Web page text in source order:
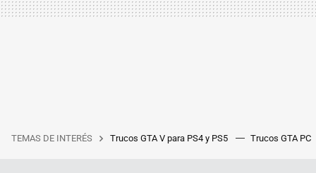
TEMAS DE INTERÉS Trucos GTA V para PS4 y PS5 Trucos GTA PC